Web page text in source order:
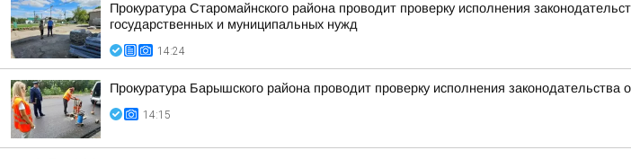
Прокуратура Старомайнского района проводит проверку исполнения
государственных и муниципальных нужд
14:24
Прокуратура Барышского района проводит проверку исполнения законодательства
14:15